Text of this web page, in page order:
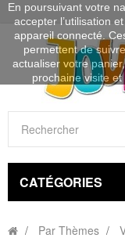
CATÉGORIES
Par Thèmes
En poursuivant votre
accepter l’utilisation
appareil connecté.
permettent de
actualiser votre
prochaine visite